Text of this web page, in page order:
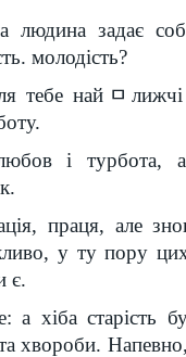
людина задає
молодість?
тебе найﾱ
і турбота,
праця, але
у ту пору
є.
а хіба старість
хвороби.